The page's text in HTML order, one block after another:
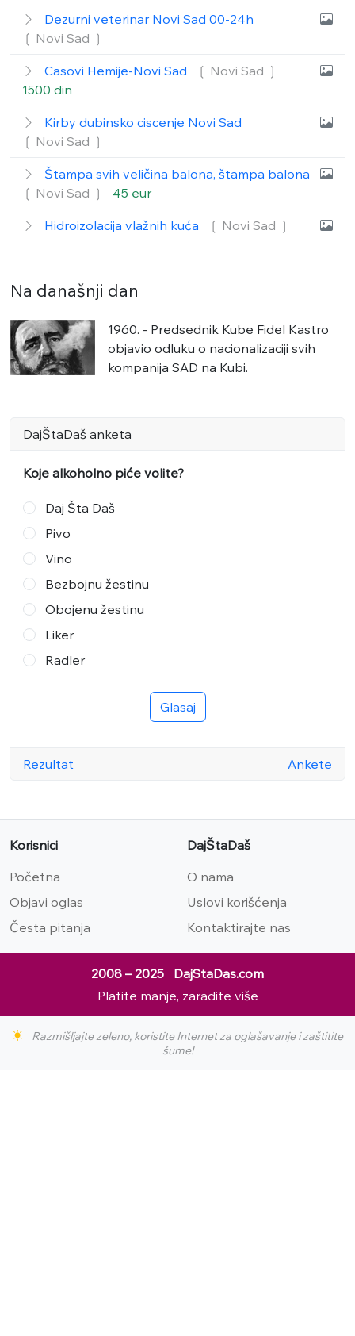
Dezurni veterinar Novi Sad 00-24h
❲ Novi Sad ❳
Casovi Hemije-Novi Sad ❲ Novi Sad ❳
1500 din
Kirby dubinsko ciscenje Novi Sad
❲ Novi Sad ❳
Štampa svih veličina balona, štampa balona
❲ Novi Sad ❳ 45 eur
Hidroizolacija vlažnih kuća ❲ Novi Sad ❳
Na današnji dan
1960. - Predsednik Kube Fidel Kastro
objavio odluku o nacionalizaciji svih
kompanija SAD na Kubi.
DajŠtaDaš anketa
Koje alkoholno piće volite?
Daj Šta Daš
Pivo
Vino
Bezbojnu žestinu
Obojenu žestinu
Liker
Radler
Glasaj
Rezultat Ankete
Korisnici
Početna
Objavi oglas
Česta pitanja
DajŠtaDaš
O nama
Uslovi korišćenja
Kontaktirajte nas
2008 – 2025 DajStaDas.com
Platite manje, zaradite više
Razmišljajte zeleno, koristite Internet za oglašavanje i zaštitite
šume!